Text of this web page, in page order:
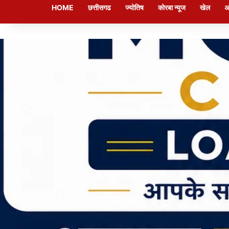
HOME छत्तीसगढ ज्योतिष कोरबा न्यूज खेल